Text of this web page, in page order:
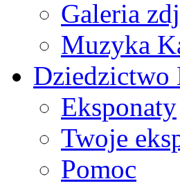
Galeria
Muzyka
Dziedzictwo
Eksponaty
Twoje
Pomoc